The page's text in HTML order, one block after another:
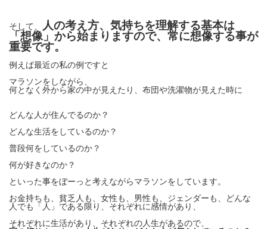
そして、
人の考え方、気持ちを理解する基本は
「想像」から始まりますので、常に想像する事が
重要です。
例えば最近の私の例ですと
マラソンをしながら、
何となく 外から家の中が見えたり、布団や洗濯物が見えた時に
どんな人が住んでるのか？
どんな生活をしているのか？
普段何をしているのか？
何が好きなのか？
といった事をぼーっと考えながらマラソンをしています。
お金持ちも、貧乏人も、女性も、男性も、ジェンダーも、どんな
人でも「人」である限り、それぞれに感情があり、
それぞれに生活があり、それぞれの人生があるので、